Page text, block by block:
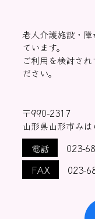
老人介護施設・
ています。
ご利用を検討さ
ださい。
〒990-2317
山形県山形市み
電話
023-
FAX
023-